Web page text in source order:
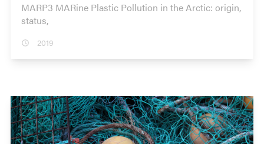
MARP3 MARine Plastic Pollution in the Arctic: origin,
status,
2019